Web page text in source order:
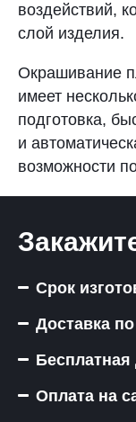
воздействий,
слой изделия.
Окрашивание
имеет
подготовка,
и
возможности
Срок
Доставка
Бесплатная
Оплата на